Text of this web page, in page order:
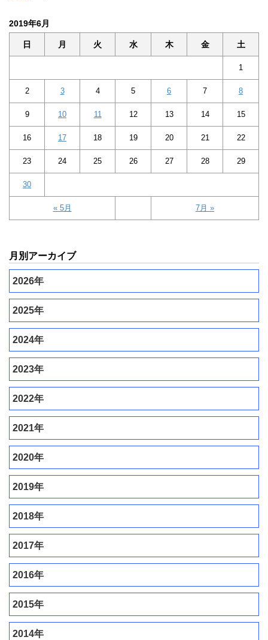
2019年6月
日 月 火 水 木 金 土
« 5月 7月 »
1
2 3 4 5 6 7 8
9 10 11 12 13 14 15
16 17 18 19 20 21 22
23 24 25 26 27 28 29
30
月別アーカイブ
2026年
2025年
2024年
2023年
2022年
2021年
2020年
2019年
2018年
2017年
2016年
2015年
2014年